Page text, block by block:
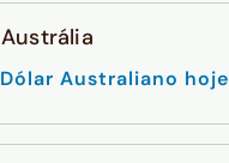
Austrália
Dólar Australiano hoje